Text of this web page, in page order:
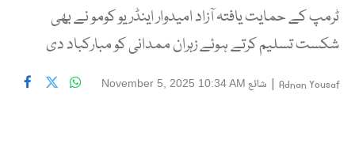
ٹرمپ کے حمایت یافتہ آزاد امیدوار اینڈریو کومو نے بھی
شکست تسلیم کرتے ہوئے زہران ممدانی کو مبارکباد دی
Adnan Yousaf
| شائع November 5, 2025 10:34 AM